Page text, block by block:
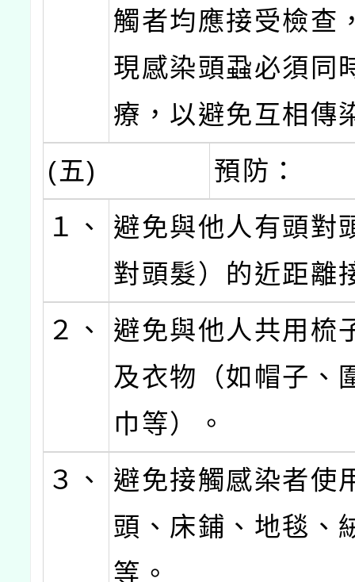
觸者均應接受檢查
現感染頭蝨必須同
療，以避免互相傳
(五)
預防：
１、
避免與他人有頭對
對頭髮）的近距離
２、
避免與他人共用梳
及衣物（如帽子、
巾等）。
３、
避免接觸感染者使
頭、床鋪、地毯、
等。